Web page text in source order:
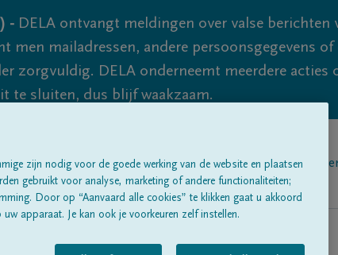
- DELA ontvangt meldingen over valse berichten
men mailadressen, andere persoonsgegevens
zorgvuldig. DELA onderneemt meerdere acties
te sluiten, dus blijf waakzaam.
Alle rouwberichtenOver ons
zijn nodig voor de goede werking van de website en plaatsen
gebruikt voor analyse, marketing of andere functionaliteiten;
Door op “Aanvaard alle cookies” te klikken gaat u akkoord
apparaat. Je kan ook je voorkeuren zelf instellen.